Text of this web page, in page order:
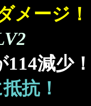
メージ！
114減少
抗！